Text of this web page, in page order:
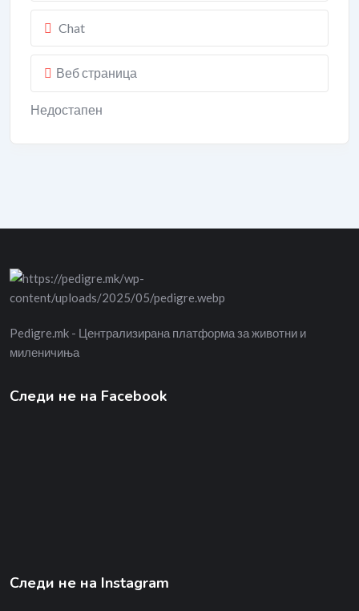
Chat
Веб страница
Недостапен
Pedigre.mk - Централизирана платформа за животни и
миленичиња
Следи не на Facebook
Следи не на Instagram